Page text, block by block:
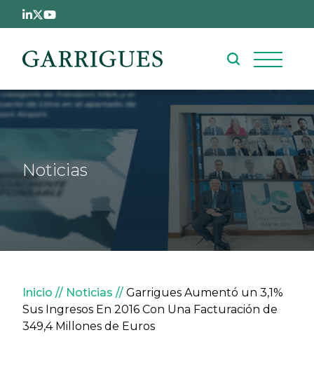
Pasar al contenido principal
Noticias
Sobrescribir enlaces de
Inicio Noticias
Garrigues Aumentó un 3,1%
Sus Ingresos En 2016 Con Una Facturación de
349,4 Millones de Euros